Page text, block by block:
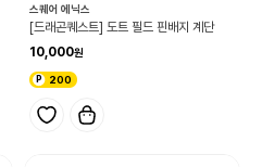
스퀘어 에닉스
[드래곤퀘스트] 도트 필드 핀배지 계단
10,000
200